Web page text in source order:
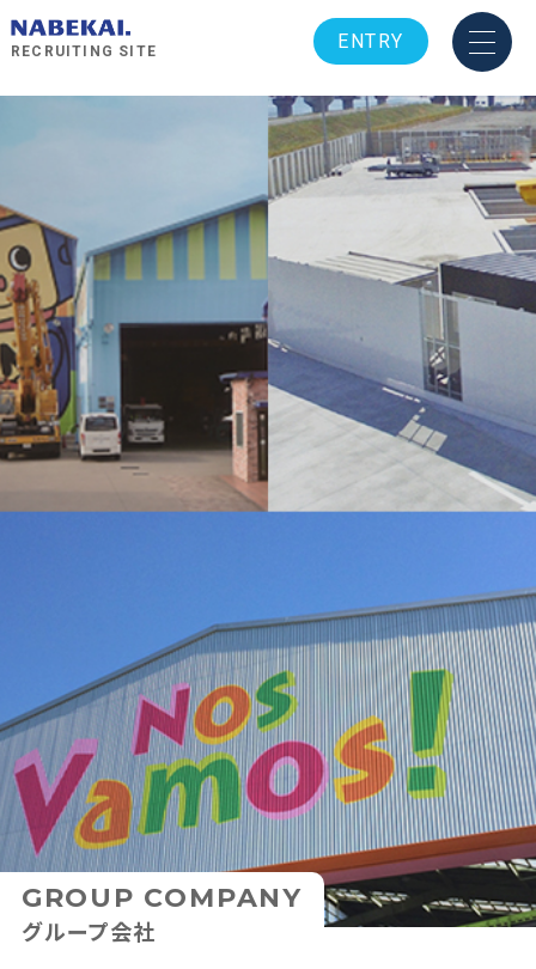
RECRUITING SITE ENTRY
GROUP COMPANY
グループ会社